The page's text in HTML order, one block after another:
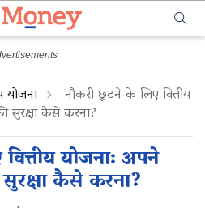
योजना नौकरी छूटने के लिए वित्तीय
सुरक्षा कैसे करना?
योजना: अपने
कैसे करना?